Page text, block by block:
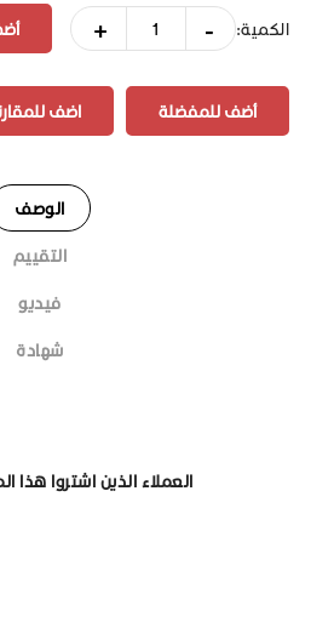
الكمية: -
+
أضف للمفضلة اضف
الوصف
التقييم
فيديو
شهادة
العملاء الذين اشتروا هذا